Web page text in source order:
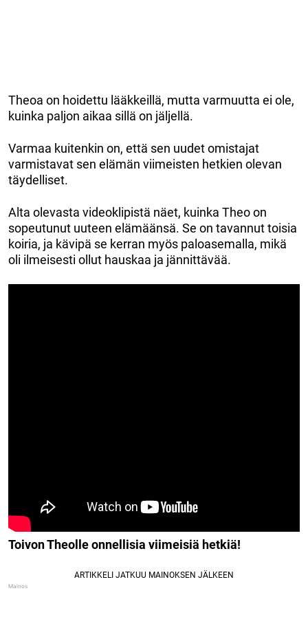
Theoa on hoidettu lääkkeillä, mutta varmuutta ei ole,
kuinka paljon aikaa sillä on jäljellä.
Varmaa kuitenkin on, että sen uudet omistajat
varmistavat sen elämän viimeisten hetkien olevan
täydelliset.
Alta olevasta videoklipistä näet, kuinka Theo on
sopeutunut uuteen elämäänsä. Se on tavannut toisia
koiria, ja kävipä se kerran myös paloasemalla, mikä
oli ilmeisesti ollut hauskaa ja jännittävää.
Toivon Theolle onnellisia viimeisiä hetkiä!